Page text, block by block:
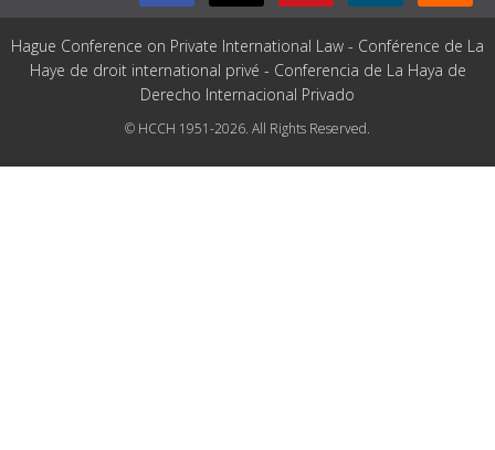
Hague Conference on Private International Law - Conférence de La
Haye de droit international privé - Conferencia de La Haya de
Derecho Internacional Privado
© HCCH 1951-2026. All Rights Reserved.